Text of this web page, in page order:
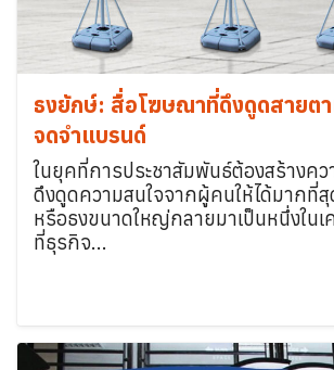
ธงยักษ์: สื่อโฆษณาที่ดึงดูดสายตา
จดจำแบรนด์
ในยุคที่การประชาสัมพันธ์ต้องสร้างคว
ดึงดูดความสนใจจากผู้คนให้ได้มากที่
หรือธงขนาดใหญ่กลายมาเป็นหนึ่งใน
ที่ธุรกิจ...